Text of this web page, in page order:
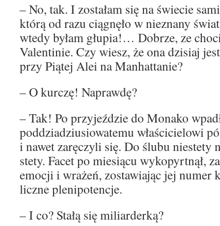
– No, tak. I zostałam się na świecie
którą od razu ciągnęło w nieznany
wtedy byłam głupia!… Dobrze, ze
Valentinie. Czy wiesz, że ona dzisiaj
przy Piątej Alei na Manhattanie?
– O kurczę! Naprawdę?
– Tak! Po przyjeździe do Monako
poddziadziusiowatemu właścicielowi
i nawet zaręczyli się. Do ślubu niestety
stety. Facet po miesiącu wykopyrtnął,
emocji i wrażeń, zostawiając jej numer
liczne plenipotencje.
– I co? Stałą się miliarderką?